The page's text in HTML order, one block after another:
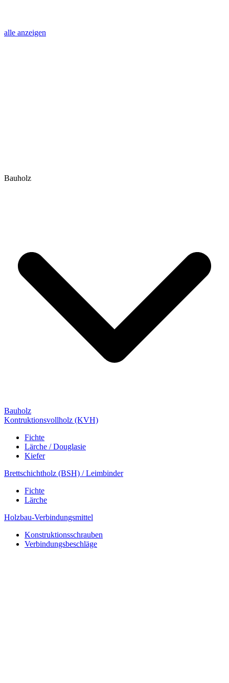
alle anzeigen
Bauholz
Bauholz
Kontruktionsvollholz (KVH)
Fichte
Lärche / Douglasie
Kiefer
Brettschichtholz (BSH) / Leimbinder
Fichte
Lärche
Holzbau-Verbindungsmittel
Konstruktionsschrauben
Verbindungsbeschläge